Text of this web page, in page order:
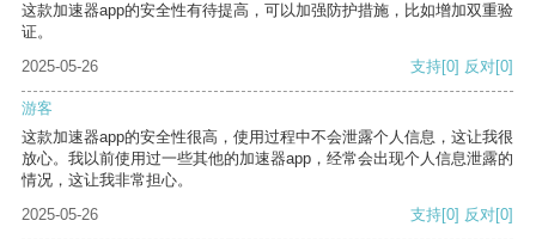
这款加速器app的安全性有待提高，可以加强防护措施，比如增加双重验
证。
2025-05-26
支持[0] 反对[0]
游客
这款加速器app的安全性很高，使用过程中不会泄露个人信息，这让我很
放心。我以前使用过一些其他的加速器app，经常会出现个人信息泄露的
情况，这让我非常担心。
2025-05-26
支持[0] 反对[0]